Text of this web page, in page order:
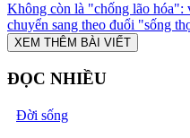
Không còn là "chống lão hóa":
chuyển sang theo đuổi "sống
XEM THÊM BÀI VIẾT
ĐỌC NHIỀU
Đời sống